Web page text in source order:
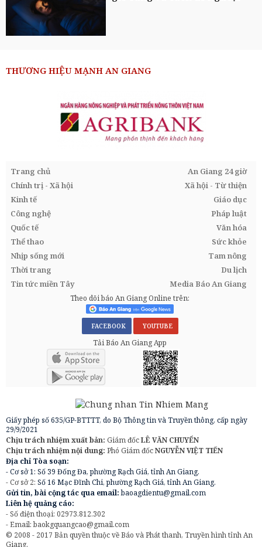
THƯƠNG HIỆU MẠNH AN GIANG
Trang chủ
An Giang 24 giờ
Chính trị - Xã hội
Xã hội - Từ thiện
Kinh tế
Giáo dục
Công nghệ
Pháp luật
Quốc tế
Văn hóa
Thể thao
Sức khỏe
Nhịp sống mới
Tam nông
Thời trang
Du lịch
Tin tức miền Tây
Media Báo An Giang
Theo dõi báo An Giang Online trên:
FACEBOOK YOUTUBE
Tải Báo An Giang App
Giấy phép số 635/GP-BTTTT, do Bộ Thông tin và Truyền thông, cấp ngày
29/9/2021
Chịu trách nhiệm xuất bản: Giám đốcLÊ VĂN CHUYỂN
Chịu trách nhiệm nội dung: Phó Giám đốcNGUYỄN VIỆT TIẾN
Địa chỉ Tòa soạn:
- Cơ sở 1: Số 39 Đống Đa, phường Rạch Giá, tỉnh An Giang.
- Cơ sở 2: Số 16 Mạc Đĩnh Chi, phường Rạch Giá, tỉnh An Giang.
Gửi tin, bài cộng tác qua email:baoagdientu@gmail.com
Liên hệ quảng cáo:
- Số điện thoại: 02973.812.302
- Email:baokgquangcao@gmail.com
© 2008 - 2017 Bản quyền thuộc về Báo và Phát thanh, Truyền hình tỉnh An
Giang.